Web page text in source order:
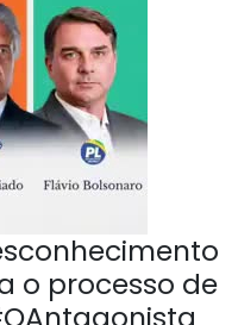
o processo de